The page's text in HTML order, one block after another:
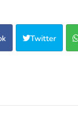
Twitter